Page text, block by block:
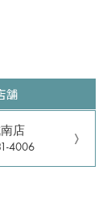
舗
店
4006